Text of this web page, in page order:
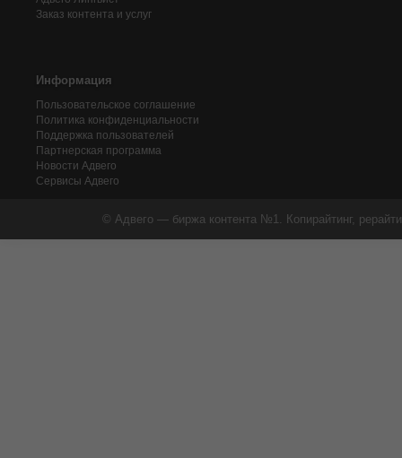
Заказ контента и услуг
Информация
Пользовательское соглашение
Политика конфиденциальности
Поддержка пользователей
Партнерская программа
Новости Адвего
Сервисы Адвего
© Адвего — биржа контента №1. Копирайтинг,